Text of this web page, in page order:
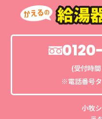
(受付時
※電話番号
小牧